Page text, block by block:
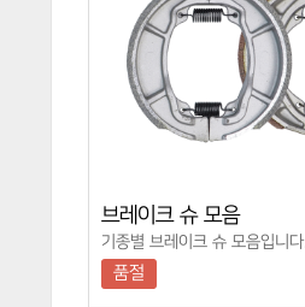
브레이크 슈 모음
기종별 브레이크 슈 모음입니다.
품절